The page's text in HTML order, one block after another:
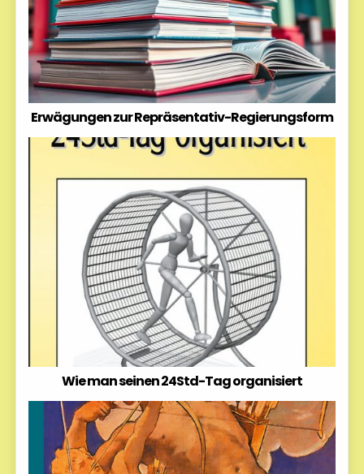
Erwägungen zur Repräsentativ-Regierungsform
Wie man seinen 24Std-Tag organisiert